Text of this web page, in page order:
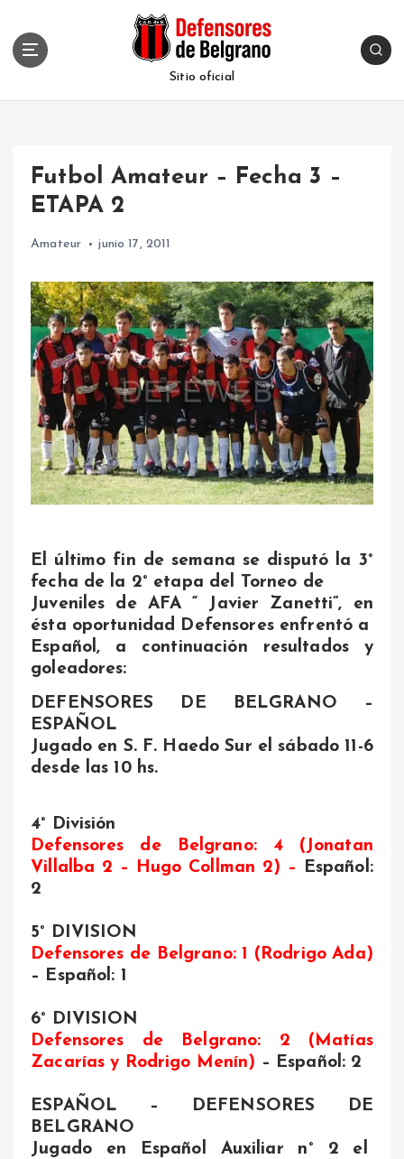
Sitio oficial
Futbol Amateur – Fecha 3 –
ETAPA 2
Amateur junio 17, 2011
El último fin de semana se disputó la 3°
fecha de la 2° etapa del Torneo de
Juveniles de AFA “ Javier Zanetti”, en
ésta oportunidad Defensores enfrentó a
Español, a continuación resultados y
goleadores:
DEFENSORES DE BELGRANO –
ESPAÑOL
Jugado en S. F. Haedo Sur el sábado 11-6
desde las 10 hs.
4° División
Defensores de Belgrano: 4 (Jonatan
Villalba 2 – Hugo Collman 2) –
Español:
2
5° DIVISION
Defensores de Belgrano: 1 (Rodrigo Ada)
– Español: 1
6° DIVISION
Defensores de Belgrano: 2 (Matías
Zacarías y Rodrigo Menín) – Español: 2
ESPAÑOL – DEFENSORES DE
BELGRANO
Jugado en Español Auxiliar n° 2 el